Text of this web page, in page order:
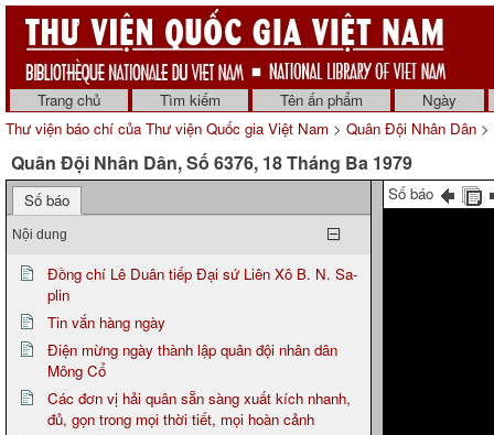
Trang chủ Tìm kiếm Tên ấn phẩm
Ngày
Thư viện báo chí của Thư viện Quốc gia Việt Nam > Quân Đội Nhân Dân >
Quân Đội Nhân Dân, Số 6376, 18 Tháng Ba 1979
Số báo
Nội dung
Đồng chí Lê Duân tiếp Đại sứ Liên Xô B. N. Sa-
plin
Tin vắn hàng ngày
Điện mừng ngày thành lập quân đội nhân dân
Mông Cổ
Các đơn vị hải quân sẵn sàng xuất kích nhanh,
đủ, gọn trong mọi thời tiết, mọi hoàn cảnh
Số báo